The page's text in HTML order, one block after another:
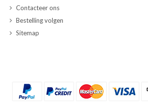
Contacteer ons
Bestelling volgen
Sitemap